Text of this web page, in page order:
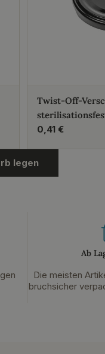
Twist-Off-
Regulärer
0,41 €
legen
Ab
Die meisten
bruchsicher